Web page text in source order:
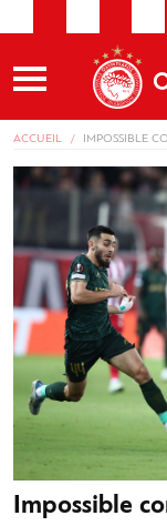
ACCUEIL IMPOSSIBLE
Impossible